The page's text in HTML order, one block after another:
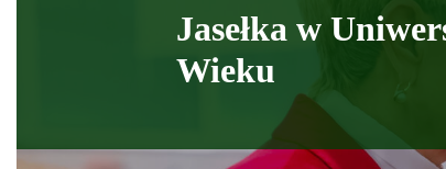
Jasełka w
Wieku